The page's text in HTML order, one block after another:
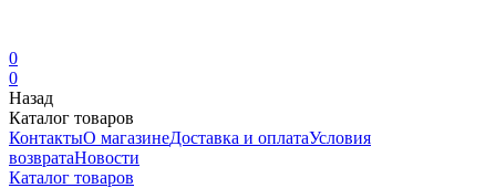
0
0
Назад
Каталог товаров
КонтактыО магазинеДоставка и оплатаУсловия
возвратаНовости
Каталог товаров